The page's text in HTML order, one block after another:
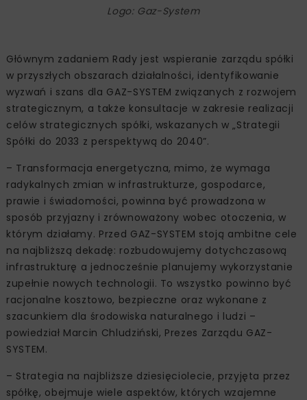
Logo: Gaz-System
Głównym zadaniem Rady jest wspieranie zarządu spółki
w przyszłych obszarach działalności, identyfikowanie
wyzwań i szans dla GAZ-SYSTEM związanych z rozwojem
strategicznym, a także konsultacje w zakresie realizacji
celów strategicznych spółki, wskazanych w „Strategii
Spółki do 2033 z perspektywą do 2040”.
– Transformacja energetyczna, mimo, że wymaga
radykalnych zmian w infrastrukturze, gospodarce,
prawie i świadomości, powinna być prowadzona w
sposób przyjazny i zrównoważony wobec otoczenia, w
którym działamy. Przed GAZ-SYSTEM stoją ambitne cele
na najbliższą dekadę: rozbudowujemy dotychczasową
infrastrukturę a jednocześnie planujemy wykorzystanie
zupełnie nowych technologii. To wszystko powinno być
racjonalne kosztowo, bezpieczne oraz wykonane z
szacunkiem dla środowiska naturalnego i ludzi –
powiedział Marcin Chludziński, Prezes Zarządu GAZ-
SYSTEM.
– Strategia na najbliższe dziesięciolecie, przyjęta przez
spółkę, obejmuje wiele aspektów, których wzajemne